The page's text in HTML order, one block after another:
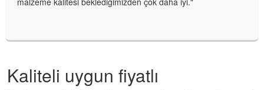
Kaliteli uygun fiyatlı